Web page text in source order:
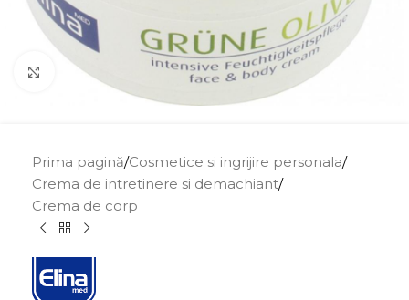
Click to enlarge
Prima pagină/Cosmetice si ingrijire personala/
Crema de intretinere si demachiant/
Crema de corp